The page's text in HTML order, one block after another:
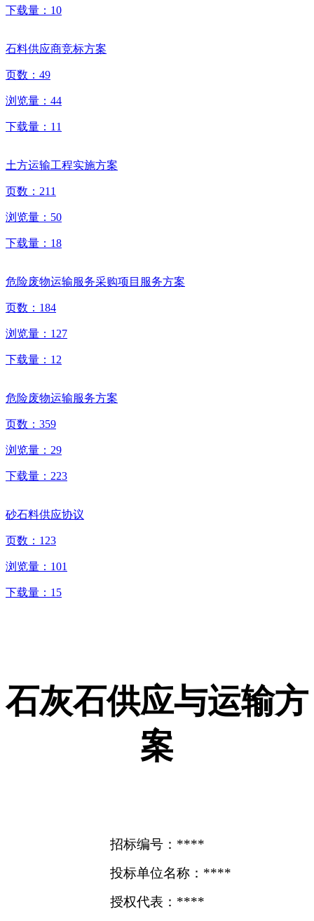
下载量： 10
石料供应商竞标方案
页数： 49
浏览量： 44
下载量： 11
土方运输工程实施方案
页数： 211
浏览量： 50
下载量： 18
危险废物运输服务采购项目服务方案
页数： 184
浏览量： 127
下载量： 12
危险废物运输服务方案
页数： 359
浏览量： 29
下载量： 223
砂石料供应协议
页数： 123
浏览量： 101
下载量： 15
石灰石供应与运输方
案
招标编号：****
投标单位名称：****
授权代表：****